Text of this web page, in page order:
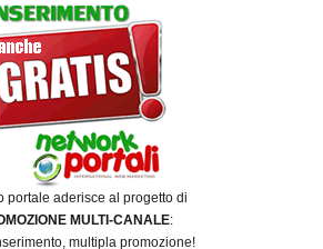
portale aderisce al progetto di
MULTI-CANALE:
multipla promozione!